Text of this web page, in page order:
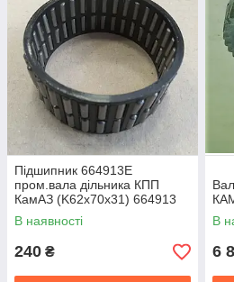
Підшипник 664913Е
пром.вала дільника КПП
КамАЗ (K62x70x31) 664913
В наявності
240 ₴
В
6